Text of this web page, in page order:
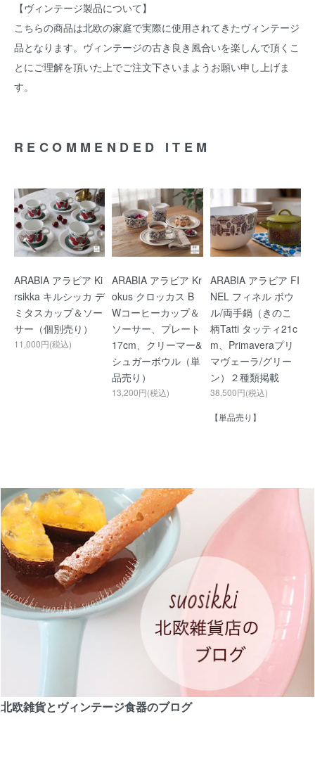
【ヴィンテージ製品について】
こちらの商品は北欧の家庭で実際に使用されてきたヴィンテージ
品となります。ヴィンテージの古き良き風合いを楽しんで頂くこ
とにご理解を頂いた上でご注文下さいまようお願い申し上げま
す。
RECOMMENDED ITEM
ARABIA アラビア Ki
rsikka キルシッカ デ
ミタスカップ＆ソー
サー（個別売り）
11,000円(税込)
ARABIA アラビア Kr
okus クロッカス B
Wコーヒーカップ＆
ソーサー、プレート
17cm、クリーマー&
シュガーボウル（単
品売り）
13,200円(税込)
ARABIA アラビア FI
NEL フィネル ボウ
ル/両手鍋（きのこ
柄Tatti タッティ21c
m、Primaveraプリ
マヴェーラ/グリー
ン）２種類掲載
38,500円(税込)
【単品売り】
北欧雑貨とヴィンテージ食器のブログ